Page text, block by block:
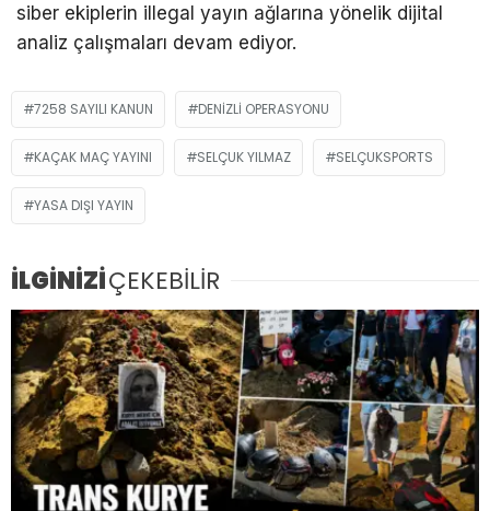
siber ekiplerin illegal yayın ağlarına yönelik dijital
analiz çalışmaları devam ediyor.
7258 SAYILI KANUN DENIZLI OPERASYONU
KAÇAK MAÇ YAYINI SELÇUK YILMAZ SELÇUKSPORTS
YASA DIŞI YAYIN
İLGİNİZİÇEKEBİLİR